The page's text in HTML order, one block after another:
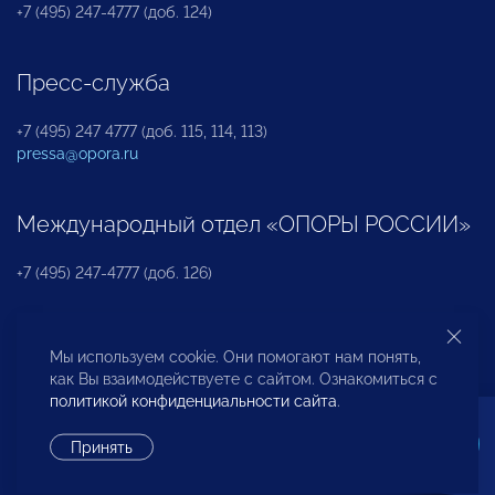
+7 (495) 247-4777 (доб. 124)
Пресс-служба
+7 (495) 247 4777 (доб. 115, 114, 113)
pressa@opora.ru
Международный отдел «ОПОРЫ РОССИИ»
+7 (495) 247-4777 (доб. 126)
Бюро по защите прав предпринимателей и
инвесторов
Мы используем cookie. Они помогают нам понять,
как Вы взаимодействуете с сайтом. Ознакомиться с
политикой конфиденциальности сайта.
Принять